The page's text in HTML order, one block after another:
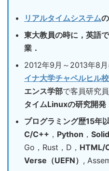
リアルタイムシステム
東大教員の時に，英語で
業．
2012年9月～2013年8
イナ大学チャペルヒル校
エンス学部で客員研究
タイムLinuxの研究開発
プログラミング歴15年
C/C++ ， Python ，
Go，Rust，D， HTML/
Verse（UEFN） ,